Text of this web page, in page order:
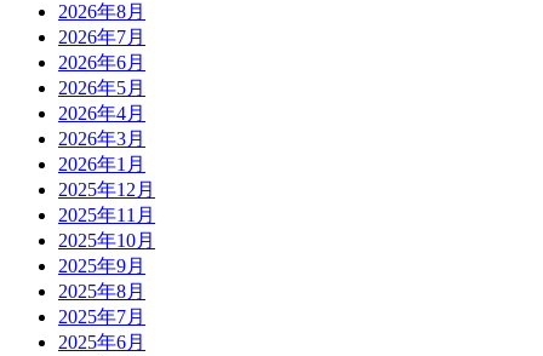
2026年8月
2026年7月
2026年6月
2026年5月
2026年4月
2026年3月
2026年1月
2025年12月
2025年11月
2025年10月
2025年9月
2025年8月
2025年7月
2025年6月